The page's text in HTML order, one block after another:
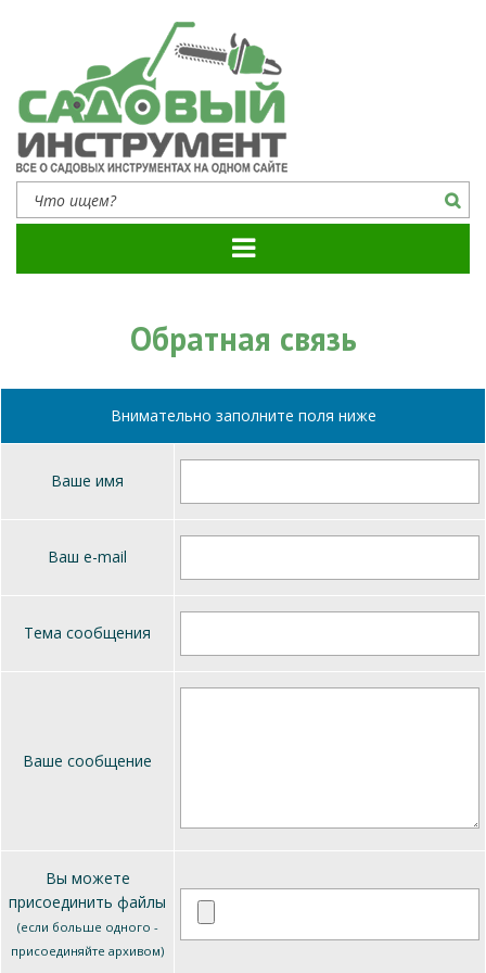
Садовый инструмент
Все о садовых инструментах на одном сайте
Обратная связь
Внимательно заполните поля ниже
Ваше имя
Ваш e-mail
Тема сообщения
Ваше сообщение
Вы можете
присоединить файлы
(если больше одного -
присоединяйте архивом)